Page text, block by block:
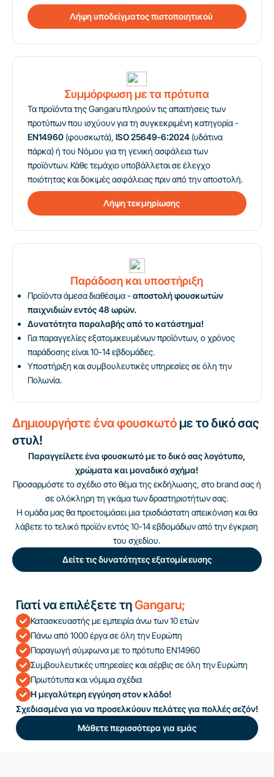
Λήψη υποδείγματος πιστοποιητικού
Συμμόρφωση με τα πρότυπα
Τα προϊόντα της Gangaru πληρούν τις απαιτήσεις των
προτύπων που ισχύουν για τη συγκεκριμένη κατηγορία -
EN14960 (φουσκωτά), ISO 25649-6:2024 (υδάτινα
πάρκα) ή του Νόμου για τη γενική ασφάλεια των
προϊόντων. Κάθε τεμάχιο υποβάλλεται σε έλεγχο
ποιότητας και δοκιμές ασφάλειας πριν από την αποστολή.
Λήψη τεκμηρίωσης
Παράδοση και υποστήριξη
Προϊόντα άμεσα διαθέσιμα -αποστολή φουσκωτών
παιχνιδιών εντός 48 ωρών.
Δυνατότητα παραλαβής από το κατάστημα!
Για παραγγελίες εξατομικευμένων προϊόντων, ο χρόνος
παράδοσης είναι 10-14 εβδομάδες.
Υποστήριξη και συμβουλευτικές υπηρεσίες σε όλη την
Πολωνία.
Δημιουργήστε ένα φουσκωτό με το δικό σας
στυλ!
Παραγγείλετε ένα φουσκωτό με το δικό σας λογότυπο,
χρώματα και μοναδικό σχήμα!
Προσαρμόστε το σχέδιο στο θέμα της εκδήλωσης, στο brand σας ή
σε ολόκληρη τη γκάμα των δραστηριοτήτων σας.
Η ομάδα μας θα προετοιμάσει μια τρισδιάστατη απεικόνιση και θα
λάβετε το τελικό προϊόν εντός 10-14 εβδομάδων από την έγκριση
του σχεδίου.
Δείτε τις δυνατότητες εξατομίκευσης
Γιατί να επιλέξετε τηGangaru;
Κατασκευαστής με εμπειρία άνω των 10 ετών
Πάνω από 1000 έργα σε όλη την Ευρώπη
Παραγωγή σύμφωνα με το πρότυπο EN14960
Συμβουλευτικές υπηρεσίες και σέρβις σε όλη την Ευρώπη
Πρωτότυπα και νόμιμα σχέδια
Η μεγαλύτερη εγγύηση στον κλάδο!
Σχεδιασμένα για να προσελκύουν πελάτες για πολλές σεζόν!
Μάθετε περισσότερα για εμάς